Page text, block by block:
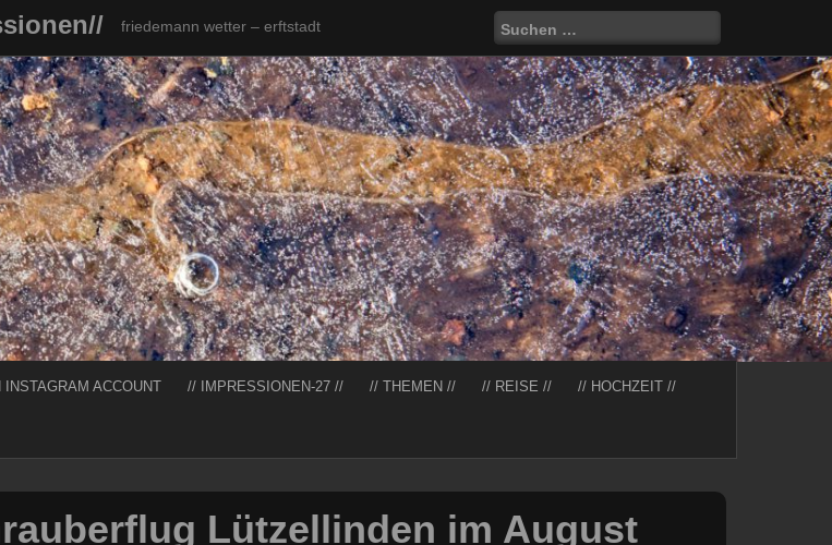
friedemann wetter – erftstadt
Suchen
nach:
INSTAGRAM ACCOUNT // IMPRESSIONEN-27 // // THEMEN // // REISE // // HOCHZEIT //
Lützellinden im August